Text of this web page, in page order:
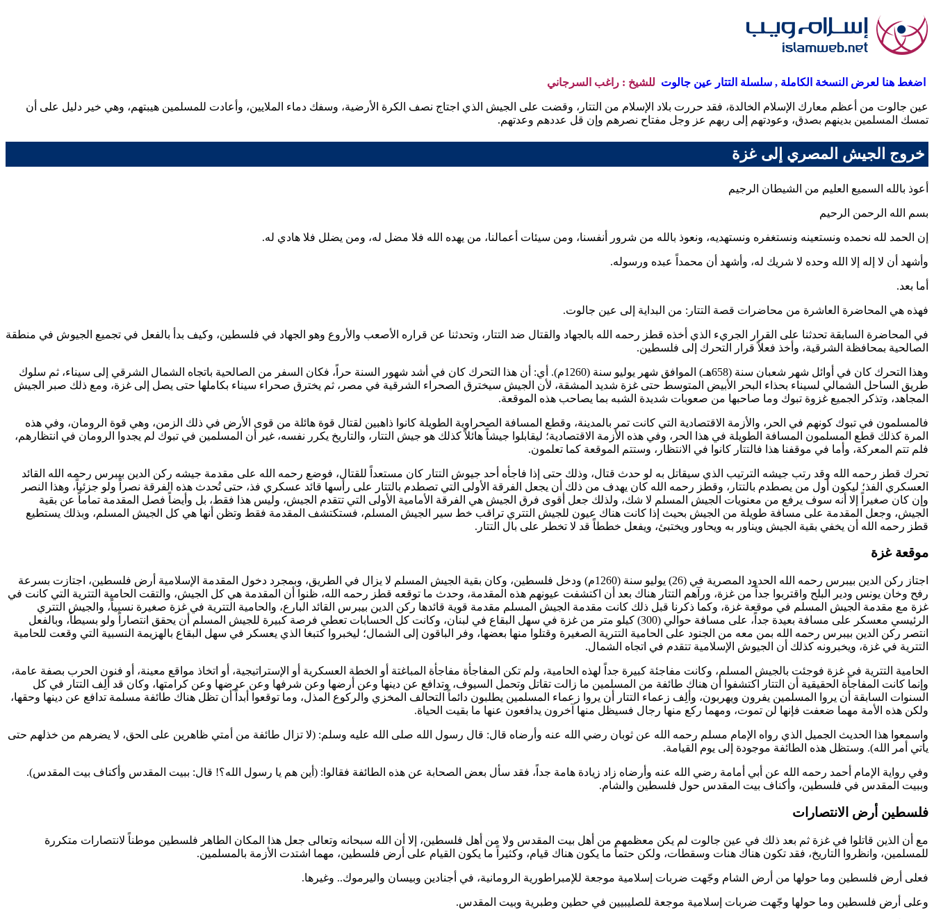
اضغط هنا لعرض النسخة الكاملة , سلسلة التتار عين جالوت للشيخ : راغب السرجاني
عين جالوت من أعظم معارك الإسلام الخالدة، فقد حررت بلاد الإسلام من التتار، وقضت على الجيش الذي اجتاج نصف الكرة الأرضية، وسفك دماء الملايين، وأعادت للمسلمين هيبتهم، وهي خير دليل على أن
تمسك المسلمين بدينهم بصدق، وعودتهم إلى ربهم عز وجل مفتاح نصرهم وإن قل عددهم وعدتهم.
خروج الجيش المصري إلى غزة
أعوذ بالله السميع العليم من الشيطان الرجيم
بسم الله الرحمن الرحيم
إن الحمد لله نحمده ونستعينه ونستغفره ونستهديه، ونعوذ بالله من شرور أنفسنا، ومن سيئات أعمالنا، من يهده الله فلا مضل له، ومن يضلل فلا هادي له.
وأشهد أن لا إله إلا الله وحده لا شريك له، وأشهد أن محمداً عبده ورسوله.
أما بعد.
فهذه هي المحاضرة العاشرة من محاضرات قصة التتار: من البداية إلى عين جالوت.
في المحاضرة السابقة تحدثنا على القرار الجريء الذي أخذه قطز رحمه الله بالجهاد والقتال ضد التتار، وتحدثنا عن قراره الأصعب والأروع وهو الجهاد في فلسطين، وكيف بدأ بالفعل في تجميع الجيوش في منطقة
الصالحية بمحافظة الشرقية، وأخذ فعلاً قرار التحرك إلى فلسطين.
وهذا التحرك كان في أوائل شهر شعبان سنة (658هـ) الموافق شهر يوليو سنة (1260م). أي: أن هذا التحرك كان في أشد شهور السنة حراً، فكان السفر من الصالحية باتجاه الشمال الشرقي إلى سيناء، ثم سلوك
طريق الساحل الشمالي لسيناء بحذاء البحر الأبيض المتوسط حتى غزة شديد المشقة، لأن الجيش سيخترق الصحراء الشرقية في مصر، ثم يخترق صحراء سيناء بكاملها حتى يصل إلى غزة، ومع ذلك صبر الجيش
المجاهد، وتذكر الجميع غزوة تبوك وما صاحبها من صعوبات شديدة الشبه بما يصاحب هذه الموقعة.
فالمسلمون في تبوك كونهم في الحر، والأزمة الاقتصادية التي كانت تمر بالمدينة، وقطع المسافة الصحراوية الطويلة كانوا ذاهبين لقتال قوة هائلة من قوى الأرض في ذلك الزمن، وهي قوة الرومان، وفي هذه
المرة كذلك قطع المسلمون المسافة الطويلة في هذا الحر، وفي هذه الأزمة الاقتصادية؛ ليقابلوا جيشاً هائلاً كذلك هو جيش التتار، والتاريخ يكرر نفسه، غير أن المسلمين في تبوك لم يجدوا الرومان في انتظارهم،
فلم تتم المعركة، وأما في موقفنا هذا فالتتار كانوا في الانتظار، وستتم الموقعة كما تعلمون.
تحرك قطز رحمه الله وقد رتب جيشه الترتيب الذي سيقاتل به لو حدث قتال، وذلك حتى إذا فاجأه أحد جيوش التتار كان مستعداً للقتال، فوضع رحمه الله على مقدمة جيشه ركن الدين بيبرس رحمه الله القائد
العسكري الفذ؛ ليكون أول من يصطدم بالتتار، وقطز رحمه الله كان يهدف من ذلك أن يجعل الفرقة الأولى التي تصطدم بالتتار على رأسها قائد عسكري فذ، حتى تُحدث هذه الفرقة نصراً ولو جزئياً، وهذا النصر
وإن كان صغيراً إلا أنه سوف يرفع من معنويات الجيش المسلم لا شك، ولذلك جعل أقوى فرق الجيش هي الفرقة الأمامية الأولى التي تتقدم الجيش، وليس هذا فقط، بل وأيضاً فصل المقدمة تماماً عن بقية
الجيش، وجعل المقدمة على مسافة طويلة من الجيش بحيث إذا كانت هناك عيون للجيش التتري تراقب خط سير الجيش المسلم، فستكتشف المقدمة فقط وتظن أنها هي كل الجيش المسلم، وبذلك يستطيع
قطز رحمه الله أن يخفي بقية الجيش ويناور به ويحاور ويختبئ، ويفعل خططاً قد لا تخطر على بال التتار.
موقعة غزة
اجتاز ركن الدين بيبرس
رحمه الله الحدود المصرية في (26) يوليو سنة (1260م) ودخل فلسطين، وكان بقية الجيش المسلم لا يزال في الطريق، وبمجرد دخول المقدمة الإسلامية أرض فلسطين، اجتازت بسرعة
رفح وخان يونس ودير البلح واقتربوا جداً من غزة، ورآهم التتار هناك بعد أن اكتشفت عيونهم هذه المقدمة، وحدث ما توقعه قطز رحمه الله، ظنوا أن المقدمة هي كل الجيش، والتقت الحامية التترية التي كانت في
غزة مع مقدمة الجيش المسلم في موقعة غزة، وكما ذكرنا قبل ذلك كانت مقدمة الجيش المسلم مقدمة قوية قائدها ركن الدين بيبرس القائد البارع، والحامية التترية في غزة صغيرة نسبياً، والجيش التتري
الرئيسي معسكر على مسافة بعيدة جداً، على مسافة حوالي (300) كيلو متر من غزة في سهل البقاع في لبنان، وكانت كل الحسابات تعطي فرصة كبيرة للجيش المسلم أن يحقق انتصاراً ولو بسيطاً، وبالفعل
انتصر ركن الدين بيبرس رحمه الله بمن معه من الجنود على الحامية التترية الصغيرة وقتلوا منها بعضها، وفر الباقون إلى الشمال؛ ليخبروا كتبغا الذي يعسكر في سهل البقاع بالهزيمة النسبية التي وقعت للحامية
التترية في غزة، ويخبرونه كذلك أن الجيوش الإسلامية تتقدم في اتجاه الشمال.
الحامية التترية في غزة فوجئت بالجيش المسلم، وكانت مفاجئة كبيرة جداً لهذه الحامية، ولم تكن المفاجأة مفاجأة المباغتة أو الخطة العسكرية أو الإستراتيجية، أو اتخاذ مواقع معينة، أو فنون الحرب بصفة عامة،
وإنما كانت المفاجأة الحقيقية أن التتار اكتشفوا أن هناك طائفة من المسلمين ما زالت تقاتل وتحمل السيوف، وتدافع عن دينها وعن أرضها وعن شرفها وعن عرضها وعن كرامتها، وكان قد ألِف التتار في كل
السنوات السابقة أن يروا المسلمين يفرون ويهربون، وألِف زعماء التتار أن يروا زعماء المسلمين يطلبون دائماً التحالف المخزي والركوع المذل، وما توقعوا أبداً أن تظل هناك طائفة مسلمة تدافع عن دينها وحقها،
ولكن هذه الأمة مهما ضعفت فإنها لن تموت، ومهما ركع منها رجال فسيظل منها آخرون يدافعون عنها ما بقيت الحياة.
واسمعوا هذا الحديث الجميل الذي رواه الإمام مسلم رحمه الله عن ثوبان رضي الله عنه وأرضاه قال: قال رسول الله صلى الله عليه وسلم: (لا تزال طائفة من أمتي ظاهرين على الحق، لا يضرهم من خذلهم حتى
يأتي أمر الله). وستظل هذه الطائفة موجودة إلى يوم القيامة.
وفي رواية الإمام أحمد رحمه الله عن أبي أمامة رضي الله عنه وأرضاه زاد زيادة هامة جداً، فقد سأل بعض الصحابة عن هذه الطائفة فقالوا: ( أين هم يا رسول الله؟! قال: ببيت المقدس وأكناف بيت المقدس).
وببيت المقدس في فلسطين، وأكناف بيت المقدس حول فلسطين والشام.
فلسطين أرض الانتصارات
مع أن الذين قاتلوا في غزة ثم بعد ذلك في عين جالوت لم يكن معظمهم من أهل بيت المقدس ولا من أهل فلسطين، إلا أن الله سبحانه وتعالى جعل هذا المكان الطاهر فلسطين موطناً لانتصارات متكررة
للمسلمين، وانظروا التاريخ، فقد تكون هناك هنات وسقطات، ولكن حتماً ما يكون هناك قيام، وكثيراً ما يكون القيام على أرض فلسطين، مهما اشتدت الأزمة بالمسلمين.
فعلى أرض فلسطين وما حولها من أرض الشام وجّهت ضربات إسلامية موجعة للإمبراطورية الرومانية، في أجنادين وبيسان واليرموك.. وغيرها.
وعلى أرض فلسطين وما حولها وجّهت ضربات إسلامية موجعة للصليبيين في حطين وطبرية وبيت المقدس.